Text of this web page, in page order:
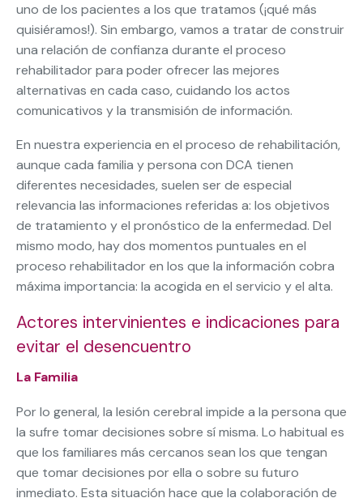
uno de los pacientes a los que tratamos (¡qué más
quisiéramos!). Sin embargo, vamos a tratar de construir
una relación de confianza durante el proceso
rehabilitador para poder ofrecer las mejores
alternativas en cada caso, cuidando los actos
comunicativos y la transmisión de información.
En nuestra experiencia en el proceso de rehabilitación,
aunque cada familia y persona con DCA tienen
diferentes necesidades, suelen ser de especial
relevancia las informaciones referidas a: los objetivos
de tratamiento y el pronóstico de la enfermedad. Del
mismo modo, hay dos momentos puntuales en el
proceso rehabilitador en los que la información cobra
máxima importancia: la acogida en el servicio y el alta.
Actores intervinientes e indicaciones para
evitar el desencuentro
La Familia
Por lo general, la lesión cerebral impide a la persona que
la sufre tomar decisiones sobre sí misma. Lo habitual es
que los familiares más cercanos sean los que tengan
que tomar decisiones por ella o sobre su futuro
inmediato. Esta situación hace que la colaboración de